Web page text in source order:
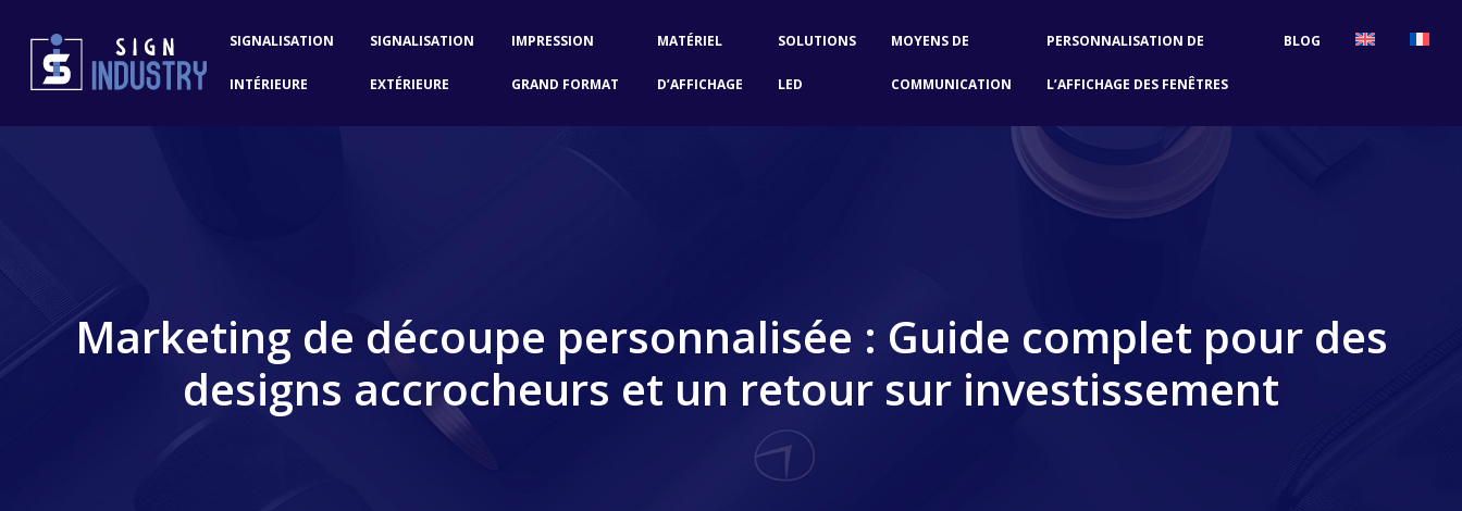
SIGNALISATION
INTÉRIEURE
SIGNALISATION
EXTÉRIEURE
IMPRESSION
GRAND FORMAT
MATÉRIEL
D’AFFICHAGE
SOLUTIONS
LED
MOYENS DE
COMMUNICATION
PERSONNALISATION DE
L’AFFICHAGE DES FENÊTRES
BLOG
Marketing de découpe personnalisée : Guide complet pour des
designs accrocheurs et un retour sur investissement